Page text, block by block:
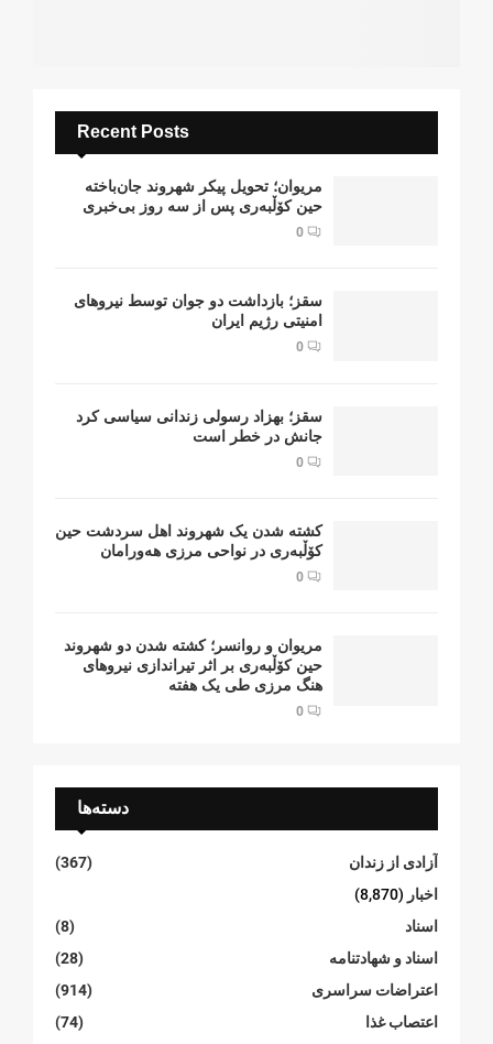
Recent Posts
مریوان؛ تحویل پیکر شهروند جان‌باخته
حین کۆڵبەری پس از سە روز بی‌خبری
0
سقز؛ بازداشت دو جوان توسط نیروهای
امنیتی رژیم ایران
0
سقز؛ بهزاد رسولی زندانی سیاسی کرد
جانش در خطر است
0
کشتە شدن یک شهروند اهل سردشت حین
کۆڵبەری در نواحی مرزی هەورامان
0
مریوان و روانسر؛ کشته شدن دو شهروند
حین کۆڵبەری بر اثر تیراندازی نیروهای
هنگ مرزی طی یک هفته
0
دسته‌ها
آزادی از زندان
(367)
اخبار (8,870)
اسناد
(8)
اسناد و شهادتنامە
(28)
اعتراضات سراسری
(914)
اعتصاب غذا
(74)